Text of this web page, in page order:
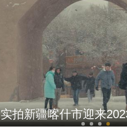
实拍新疆喀什市迎来